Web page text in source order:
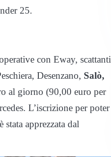
25.
con Eway, scattanti
Desenzano, Salò,
al giorno (90,00 euro per
L’iscrizione per poter
apprezzata dal